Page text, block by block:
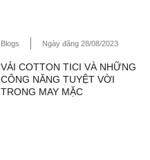
Blogs Ngày đăng 28/08/2023
VẢI COTTON TICI VÀ NHỮNG
CÔNG NĂNG TUYỆT VỜI
TRONG MAY MẶC